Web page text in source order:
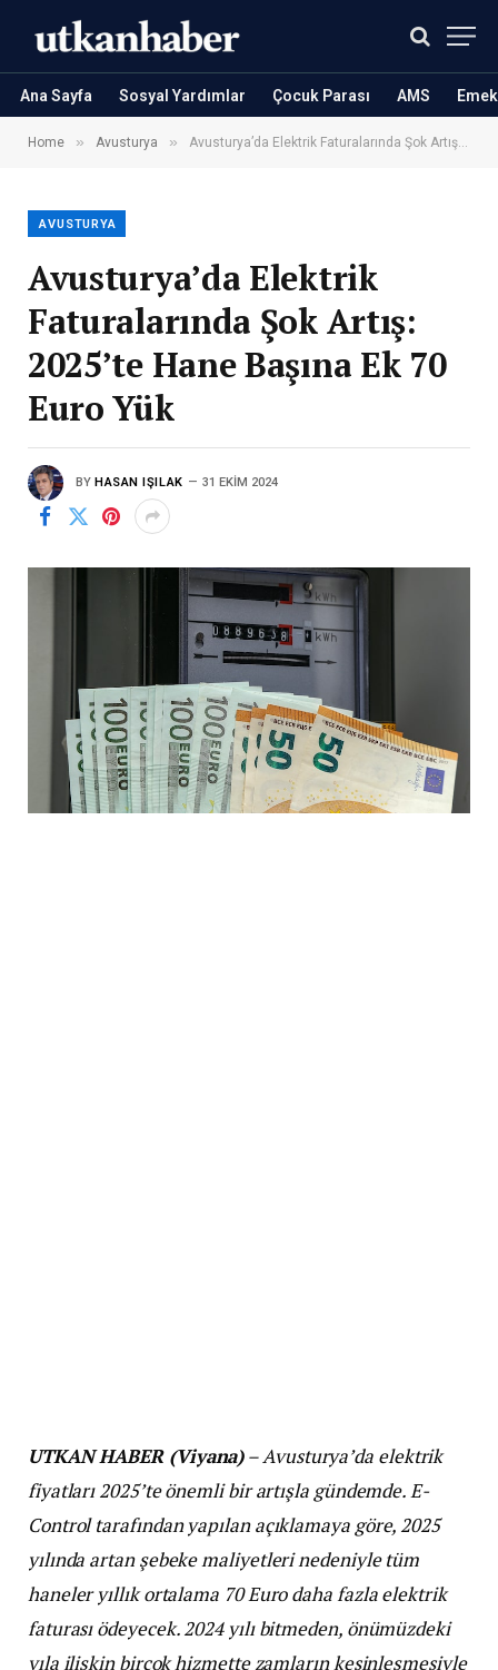
Ana Sayfa Sosyal Yardımlar Çocuk Parası AMS
Home » Avusturya » Avusturya’da Elektrik Faturalarında Şok Artış: 2025’te Hane Başına Ek 70 Euro Yük
AVUSTURYA
Avusturya’da Elektrik
Faturalarında Şok Artış:
2025’te Hane Başına Ek 70
Euro Yük
BY HASAN IŞILAK 31 EKIM 2024
UTKAN HABER (Viyana)– Avusturya’da elektrik
fiyatları 2025’te önemli bir artışla gündemde. E-
Control tarafından yapılan açıklamaya göre, 2025
yılında artan şebeke maliyetleri nedeniyle tüm
haneler yıllık ortalama 70 Euro daha fazla elektrik
faturası ödeyecek. 2024 yılı bitmeden, önümüzdeki
yıla ilişkin birçok hizmette zamların kesinleşmesiyle